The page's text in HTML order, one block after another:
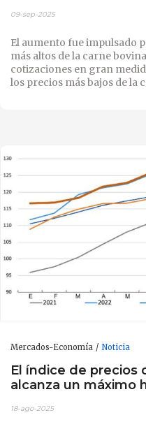
09-sep-2025
El aumento fue impulsado
más altos de la carne
cotizaciones en gran
los precios más bajos de la
Mercados-Economía Noticia
El índice de precios
alcanza un máximo
18-ago-2025